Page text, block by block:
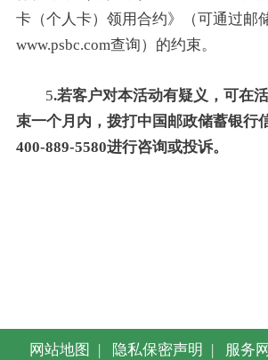
卡（个人卡）领用合约》（可通过邮
www.psbc.com查询）的约束。
5.若客户对本活动有疑义，可在
束一个月内，拨打中国邮政储蓄银行
400-889-5580进行咨询或投诉。
网站地图 | 隐私保密声明 | 服务